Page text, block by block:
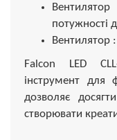
потужності
Falcon LED
інструмент для
дозволяє
створювати